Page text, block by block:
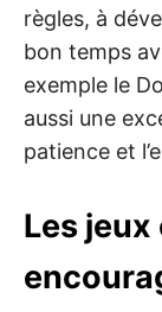
règles, à
bon temps
exemple le
aussi une
patience et
Les